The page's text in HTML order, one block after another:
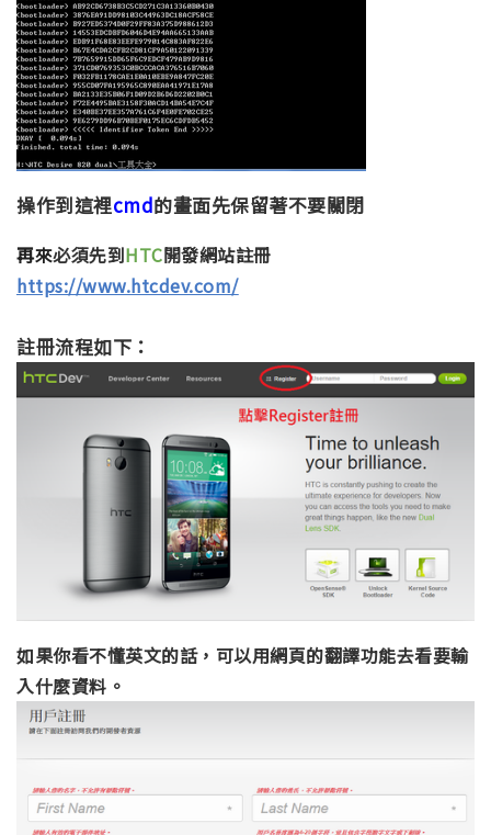
操作到這裡cmd的畫面先保留著不要關閉
再來必須先到HTC開發網站註冊
https://www.htcdev.com/
註冊流程如下：
如果你看不懂英文的話，可以用網頁的翻譯功能去看要輸
入什麼資料。